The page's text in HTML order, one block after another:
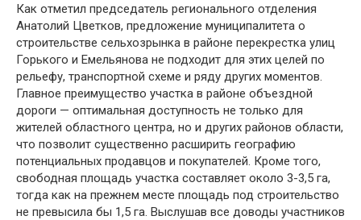
Как отметил председатель регионального отделения
Анатолий Цветков, предложение муниципалитета о
строительстве сельхозрынка в районе перекрестка улиц
Горького и Емельянова не подходит для этих целей по
рельефу, транспортной схеме и ряду других моментов.
Главное преимущество участка в районе объездной
дороги — оптимальная доступность не только для
жителей областного центра, но и других районов области,
что позволит существенно расширить географию
потенциальных продавцов и покупателей. Кроме того,
свободная площадь участка составляет около 3-3,5 га,
тогда как на прежнем месте площадь под строительство
не превысила бы 1,5 га. Выслушав все доводы участников